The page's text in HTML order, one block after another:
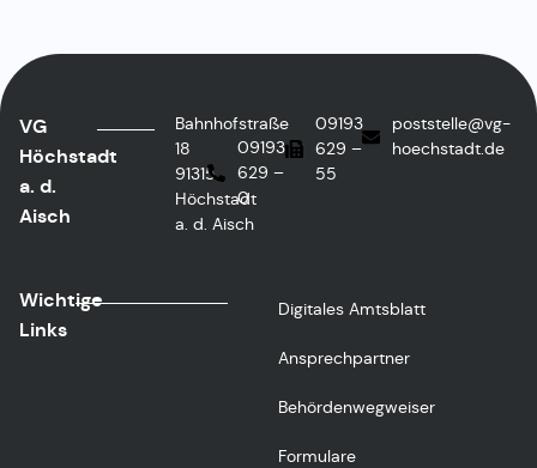
VG
Höchstadt
a. d.
Aisch
Bahnhofstraße
18
91315
Höchstadt
a. d. Aisch
09193
629 –
0
09193
629 –
55
poststelle@vg-
hoechstadt.de
Wichtige
Links
Digitales Amtsblatt
Ansprechpartner
Behördenwegweiser
Formulare